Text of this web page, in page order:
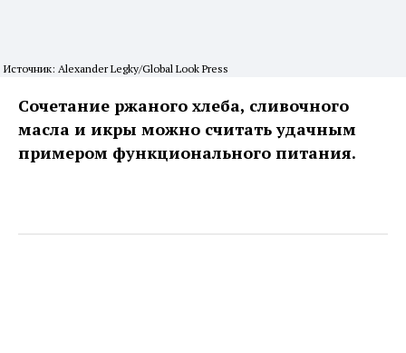
Источник: Alexander Legky/Global Look Press
Сочетание ржаного хлеба, сливочного
масла и икры можно считать удачным
примером функционального питания.